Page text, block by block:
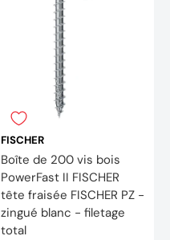
FISCHER
Boîte de 200 vis bois
PowerFast II FISCHER
tête fraisée FISCHER PZ -
zingué blanc - filetage
total